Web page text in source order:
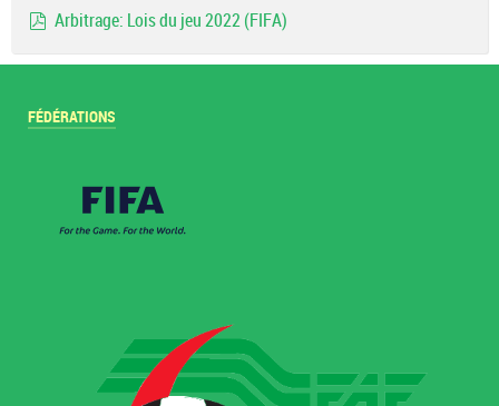
Arbitrage: Lois du jeu 2022 (FIFA)
FÉDÉRATIONS